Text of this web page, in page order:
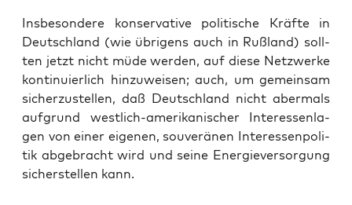
Ins­be­son­de­re kon­ser­va­ti­ve poli­ti­sche Kräf­te in
Deutsch­land (wie übri­gens auch in Ruß­land) soll­
ten jetzt nicht müde wer­den, auf die­se Netz­wer­ke
kon­ti­nu­ier­lich hin­zu­wei­sen; auch, um gemein­sam
sicher­zu­stel­len, daß Deutsch­land nicht aber­mals
auf­grund west­lich-ame­ri­ka­ni­scher Inter­es­sen­la­
gen von einer eige­nen, sou­ve­rä­nen Inter­es­sen­po­li­
tik abge­bracht wird und sei­ne Ener­gie­ver­sor­gung
sicher­stel­len kann.